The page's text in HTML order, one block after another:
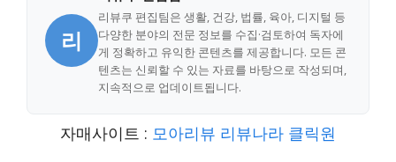
리
리뷰쿠 편집팀은 생활, 건강, 법률, 육아, 디지털 등
다양한 분야의 전문 정보를 수집·검토하여 독자에
게 정확하고 유익한 콘텐츠를 제공합니다. 모든 콘
텐츠는 신뢰할 수 있는 자료를 바탕으로 작성되며,
지속적으로 업데이트됩니다.
자매사이트 : 모아리뷰 리뷰나라 클릭원